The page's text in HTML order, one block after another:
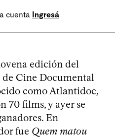
cuenta Ingresá
edición del
Cine Documental
como Atlantidoc,
70 films, y ayer se
En
fue Quem matou